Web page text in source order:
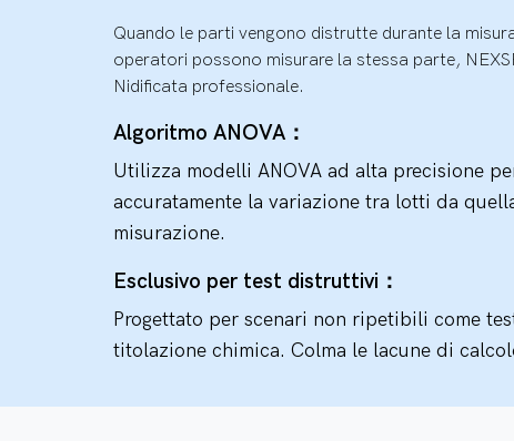
Quando le parti vengono distrutte durante la
operatori possono misurare la stessa parte,
Nidificata professionale.
Algoritmo ANOVA：
Utilizza modelli ANOVA ad alta precisione
accuratamente la variazione tra lotti da
misurazione.
Esclusivo per test distruttivi：
Progettato per scenari non ripetibili come
titolazione chimica. Colma le lacune di